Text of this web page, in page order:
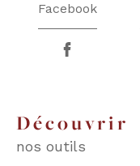
Facebook
découvrir
nos outils